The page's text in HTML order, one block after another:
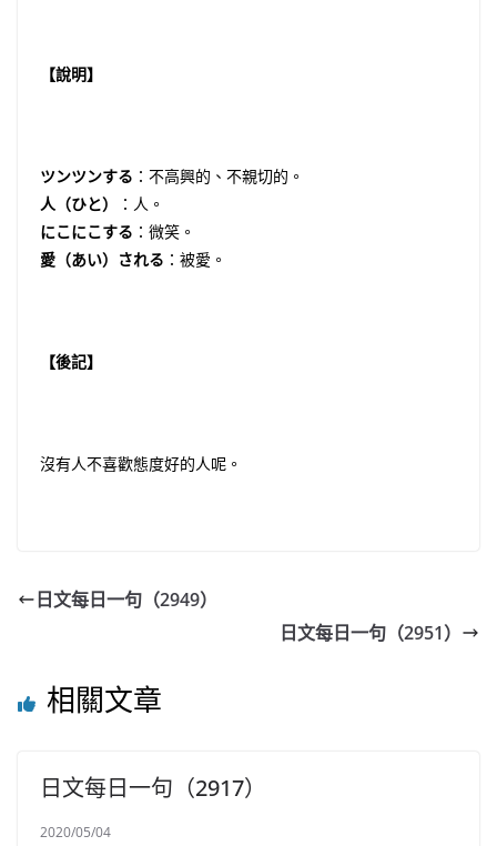
【說明】
ツンツンする ：不高興的、不親切的。
人（ひと）
：人。
にこにこする ：微笑。
愛（あい）される ：被愛。
【後記】
沒有人不喜歡態度好的人呢。
日文每日一句（2949）
日文每日一句（2951）
相關文章
日文每日一句（2917）
2020/05/04